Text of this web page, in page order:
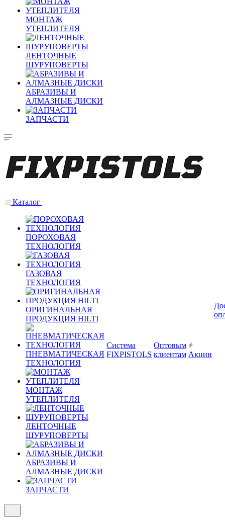
МОНТАЖ
УТЕПЛИТЕЛЯ
ЛЕНТОЧНЫЕ
ШУРУПОВЕРТЫ
АБРАЗИВЫ И
АЛМАЗНЫЕ ДИСКИ
ЗАПЧАСТИ
Каталог
ПОРОХОВАЯ
ТЕХНОЛОГИЯ
ГАЗОВАЯ
ТЕХНОЛОГИЯ
ОРИГИНАЛЬНАЯ
ПРОДУКЦИЯ HILTI
ПНЕВМАТИЧЕСКАЯ
ТЕХНОЛОГИЯ
МОНТАЖ
УТЕПЛИТЕЛЯ
ЛЕНТОЧНЫЕ
ШУРУПОВЕРТЫ
АБРАЗИВЫ И
АЛМАЗНЫЕ ДИСКИ
ЗАПЧАСТИ
Система
FIXPISTOLS
Оптовым
клиентам Акции